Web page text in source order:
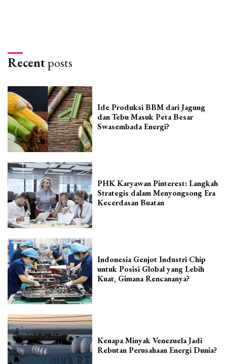
Recentposts
Ide Produksi BBM dari Jagung
dan Tebu Masuk Peta Besar
Swasembada Energi?
PHK Karyawan Pinterest: Langkah
Strategis dalam Menyongsong Era
Kecerdasan Buatan
Indonesia Genjot Industri Chip
untuk Posisi Global yang Lebih
Kuat, Gimana Rencananya?
Kenapa Minyak Venezuela Jadi
Rebutan Perusahaan Energi Dunia?